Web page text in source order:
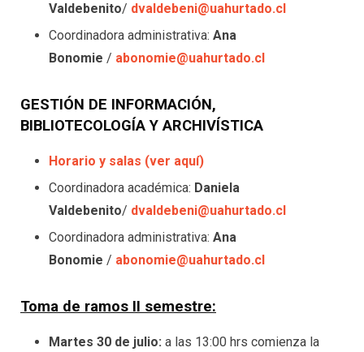
Valdebenito/ dvaldebeni@uahurtado.cl
Coordinadora administrativa: Ana
Bonomie / abonomie@uahurtado.cl
GESTIÓN DE INFORMACIÓN,
BIBLIOTECOLOGÍA Y ARCHIVÍSTICA
Horario y salas (ver aquí)
Coordinadora académica: Daniela
Valdebenito/ dvaldebeni@uahurtado.cl
Coordinadora administrativa: Ana
Bonomie / abonomie@uahurtado.cl
Toma de ramos II semestre:
Martes 30 de julio: a las 13:00 hrs comienza la